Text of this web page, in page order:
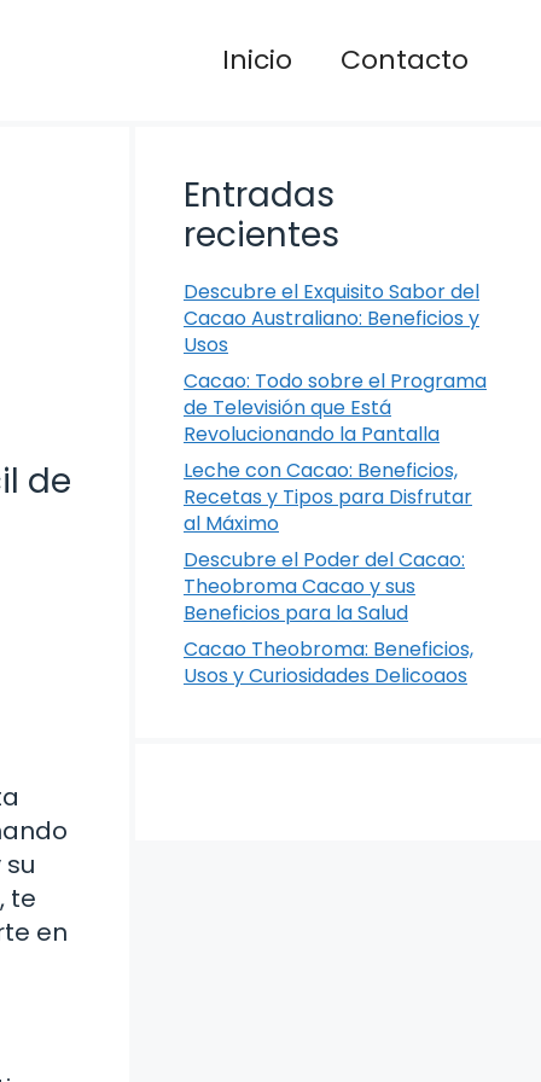
Inicio Contacto
de
te
en
Entradas
recientes
Descubre el Exquisito Sabor del
Cacao Australiano: Beneficios y
Usos
Cacao: Todo sobre el Programa
de Televisión que Está
Revolucionando la Pantalla
Leche con Cacao: Beneficios,
Recetas y Tipos para Disfrutar
al Máximo
Descubre el Poder del Cacao:
Theobroma Cacao y sus
Beneficios para la Salud
Cacao Theobroma: Beneficios,
Usos y Curiosidades Delicoaos